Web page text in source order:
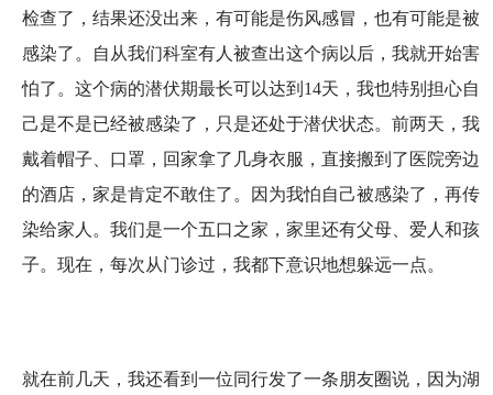
检查了，结果还没出来，有可能是伤风感冒，也有可能是被
感染了。自从我们科室有人被查出这个病以后，我就开始害
怕了。这个病的潜伏期最长可以达到14天，我也特别担心自
己是不是已经被感染了，只是还处于潜伏状态。前两天，我
戴着帽子、口罩，回家拿了几身衣服，直接搬到了医院旁边
的酒店，家是肯定不敢住了。因为我怕自己被感染了，再传
染给家人。我们是一个五口之家，家里还有父母、爱人和孩
子。现在，每次从门诊过，我都下意识地想躲远一点。
就在前几天，我还看到一位同行发了一条朋友圈说，因为湖